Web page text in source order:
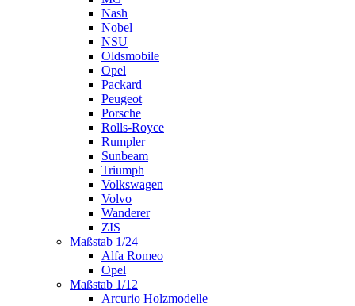
Nash
Nobel
NSU
Oldsmobile
Opel
Packard
Peugeot
Porsche
Rolls-Royce
Rumpler
Sunbeam
Triumph
Volkswagen
Volvo
Wanderer
ZIS
Maßstab 1/24
Alfa Romeo
Opel
Maßstab 1/12
Arcurio Holzmodelle